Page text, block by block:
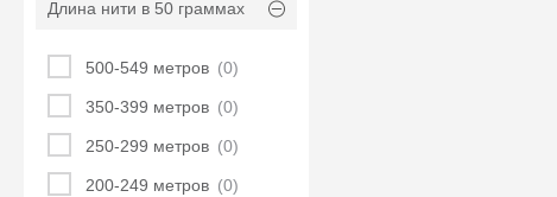
Длина нити в 50 граммах
500-549 метров (0)
350-399 метров (0)
250-299 метров (0)
200-249 метров (0)